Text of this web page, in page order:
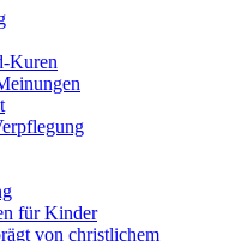
Kuren
für Kinder
von christlichem